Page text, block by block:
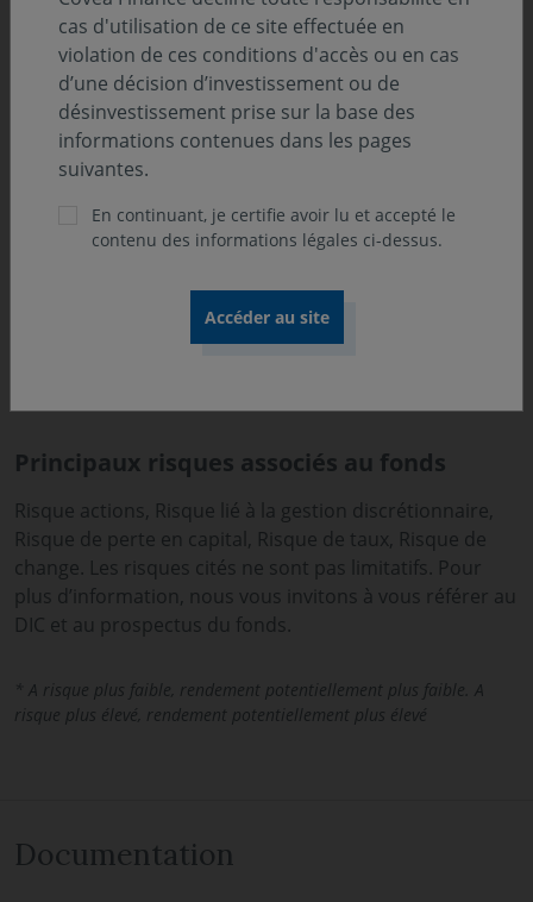
Orientation de gestion
L’OPCVM est de classification «Obligations et autres
d'obtenir, sur un horizon d'investissement d'au moins 3
ans, une performance nette de frais supérieure à son
(coupons nets réinvestis). Cet indice obligataire mesure
la performance des emprunts d’Etat les plus
Principaux risques associés au fonds
Risque actions, Risque lié à la gestion discrétionnaire,
Risque de perte en capital, Risque de taux, Risque de
change. Les risques cités ne sont pas limitatifs. Pour
plus d’information, nous vous invitons à vous référer au
DIC et au prospectus du fonds.
* A risque plus faible, rendement potentiellement plus faible. A
risque plus élevé, rendement potentiellement plus élevé
Documentation
cas d'utilisation de ce site effectuée en
violation de ces conditions d'accès ou en cas
d’une décision d’investissement ou de
désinvestissement prise sur la base des
informations contenues dans les pages
suivantes.
En continuant, je certifie avoir lu et accepté le
contenu des informations légales ci-dessus.